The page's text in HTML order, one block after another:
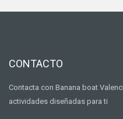
CONTACTO
Contacta con Banana boat
actividades diseñadas para ti